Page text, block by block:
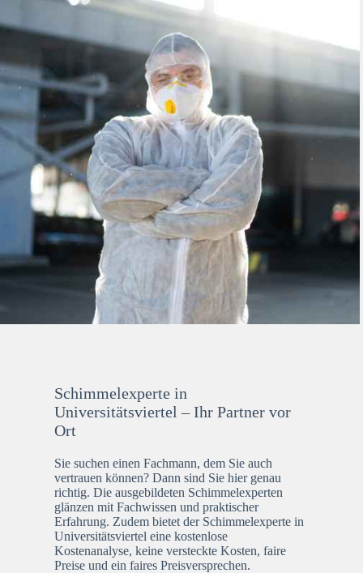
Schimmelexperte in
Universitätsviertel – Ihr Partner vor
Ort
Sie suchen einen Fachmann, dem Sie auch
vertrauen können? Dann sind Sie hier genau
richtig. Die ausgebildeten Schimmelexperten
glänzen mit Fachwissen und praktischer
Erfahrung. Zudem bietet der Schimmelexperte in
Universitätsviertel eine kostenlose
Kostenanalyse, keine versteckte Kosten, faire
Preise und ein faires Preisversprechen.